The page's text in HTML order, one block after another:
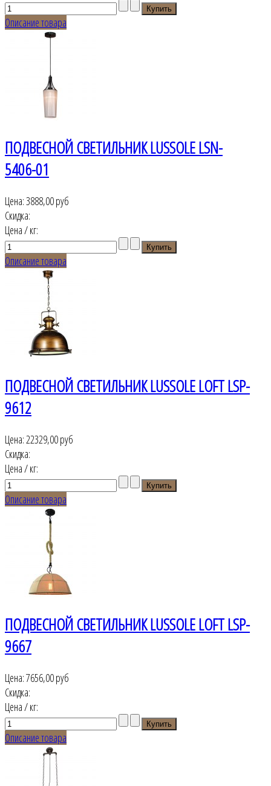
Описание товара
ПОДВЕСНОЙ СВЕТИЛЬНИК LUSSOLE LSN-
5406-01
Цена:3888,00 руб
Скидка:
Цена / кг:
Описание товара
ПОДВЕСНОЙ СВЕТИЛЬНИК LUSSOLE LOFT LSP-
9612
Цена:22329,00 руб
Скидка:
Цена / кг:
Описание товара
ПОДВЕСНОЙ СВЕТИЛЬНИК LUSSOLE LOFT LSP-
9667
Цена:7656,00 руб
Скидка:
Цена / кг:
Описание товара